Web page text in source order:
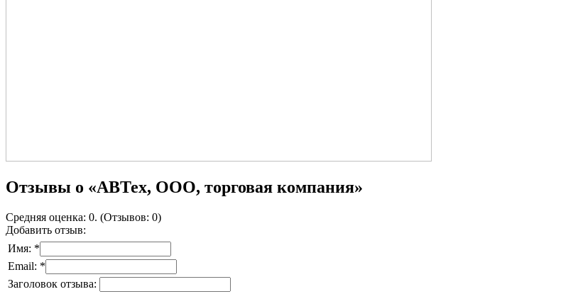
Отзывы о «АВТех, ООО, торговая компания»
Средняя оценка: 0. (Отзывов: 0)
Добавить отзыв:
Имя: *
Email: *
Заголовок отзыва: